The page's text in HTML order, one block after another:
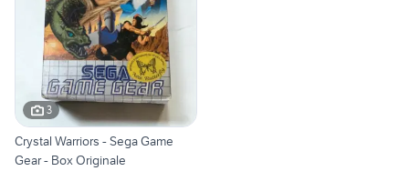
3
Crystal Warriors - Sega Game
Gear - Box Originale